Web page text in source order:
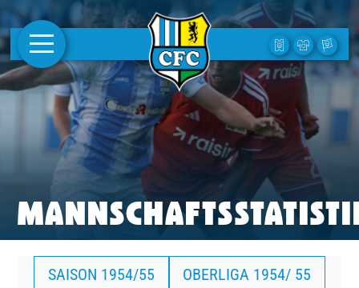
AKTUELLES
1. MANNSCHAFT
FRAUEN
CAMPUS
CLUB
CLUBMITGLIEDSCHAFT
SAISON 1954/55 OBERLIGA 1954/ 55